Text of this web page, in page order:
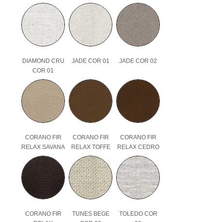
DIAMOND CRU
COR 01
JADE COR 01 JADE COR 02
CORANO FIR
RELAX SAVANA
CORANO FIR
RELAX TOFFE
CORANO FIR
RELAX CEDRO
CORANO FIR
TUNES BEGE
TOLEDO COR